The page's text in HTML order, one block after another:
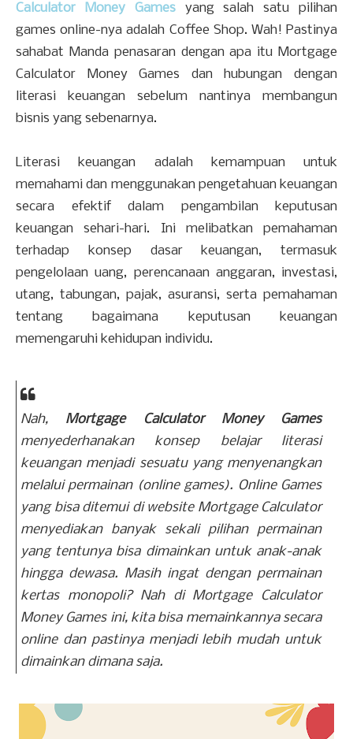
Calculator Money Gamesyang salah satu pilihan
games online-nya adalah Coffee Shop. Wah! Pastinya
sahabat Manda penasaran dengan apa itu Mortgage
Calculator Money Games dan hubungan dengan
literasi keuangan sebelum nantinya membangun
bisnis yang sebenarnya.
Literasi keuangan adalah kemampuan untuk
memahami dan menggunakan pengetahuan keuangan
secara efektif dalam pengambilan keputusan
keuangan sehari-hari. Ini melibatkan pemahaman
terhadap konsep dasar keuangan, termasuk
pengelolaan uang, perencanaan anggaran, investasi,
utang, tabungan, pajak, asuransi, serta pemahaman
tentang bagaimana keputusan keuangan
memengaruhi kehidupan individu.
Nah, Mortgage Calculator Money Games
menyederhanakan konsep belajar literasi
keuangan menjadi sesuatu yang menyenangkan
melalui permainan (online games). Online Games
yang bisa ditemui di website Mortgage Calculator
menyediakan banyak sekali pilihan permainan
yang tentunya bisa dimainkan untuk anak-anak
hingga dewasa. Masih ingat dengan permainan
kertas monopoli? Nah di Mortgage Calculator
Money Games ini, kita bisa memainkannya secara
onlinedan pastinya menjadi lebih mudah untuk
dimainkan dimana saja.